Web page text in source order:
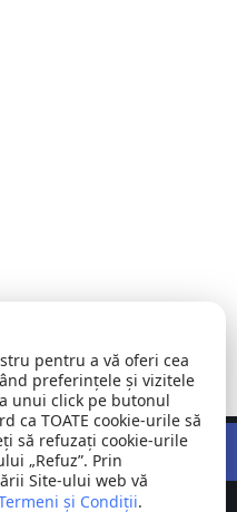
© Toate
Publice SRL
pentru a vă oferi cea
preferințele și vizitele
unui click pe butonul
ca TOATE cookie-urile să
să refuzați cookie-urile
„Refuz”. Prin
Site-ului web vă
și Condiții.